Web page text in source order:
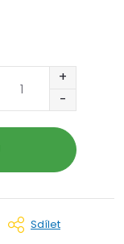
Sdílet